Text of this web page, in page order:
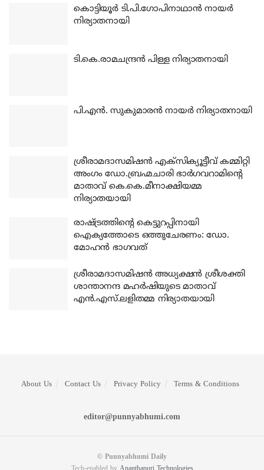
കൊട്ടിയൂര്‍ ടി.പി.ഗോപിനാഥാന്‍ നായര്‍
നിര്യാതനായി
ടി.കെ.രാമചന്ദ്രന്‍ പിള്ള നിര്യാതനായി
പി.എന്‍. സുകുമാരന്‍ നായര്‍ നിര്യാതനായി
ശ്രീരാമദാസമിഷന്‍ എക്‌സിക്യൂട്ടീവ് കമ്മിറ്റി
അംഗം ഡോ.ബ്രഹ്മചാരി ഭാര്‍ഗവറാമിന്റെ
മാതാവ് കെ.കെ.മീനാക്ഷിയമ്മ
നിര്യാതയായി
രാഷ്ട്രത്തിന്റെ കെട്ടുറപ്പിനായി
ഐക്യത്തോടെ ഒത്തുചേരണം: ഡോ.
മോഹന്‍ ഭാഗവത്
ശ്രീരാമദാസമിഷന്‍ അധ്യക്ഷന്‍ ശ്രീശക്തി
ശാന്താനന്ദ മഹര്‍ഷിയുടെ മാതാവ്
എന്‍.എസ്.ലളിതമ്മ നിര്യാതയായി
About Us Contact Us Privacy Policy Terms & Conditions
editor@punnyabhumi.com
© Punnyabhumi Daily